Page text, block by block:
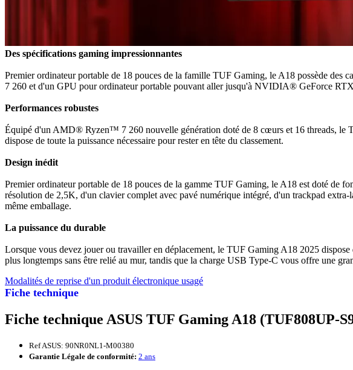
Fiche technique
Des spécifications gaming impressionnantes
Premier ordinateur portable de 18 pouces de la famille TUF Gaming, le A18 possède
7 260 et d'un GPU pour ordinateur portable pouvant aller jusqu'à NVIDIA® GeForce
Performances robustes
Équipé d'un AMD® Ryzen™ 7 260 nouvelle génération doté de 8 cœurs et 16 threads, le
dispose de toute la puissance nécessaire pour rester en tête du classement.
Design inédit
Premier ordinateur portable de 18 pouces de la gamme TUF Gaming, le A18 est doté de
résolution de 2,5K, d'un clavier complet avec pavé numérique intégré, d'un trackpad
même emballage.
La puissance du durable
Lorsque vous devez jouer ou travailler en déplacement, le TUF Gaming A18 2025
plus longtemps sans être relié au mur, tandis que la charge USB Type-C vous offre une
Modalités de reprise d'un produit électronique usagé
Fiche technique ASUS TUF Gaming A18 (TUF808UP-
Ref ASUS: 90NR0NL1-M00380
Garantie Légale de conformité: 2 ans